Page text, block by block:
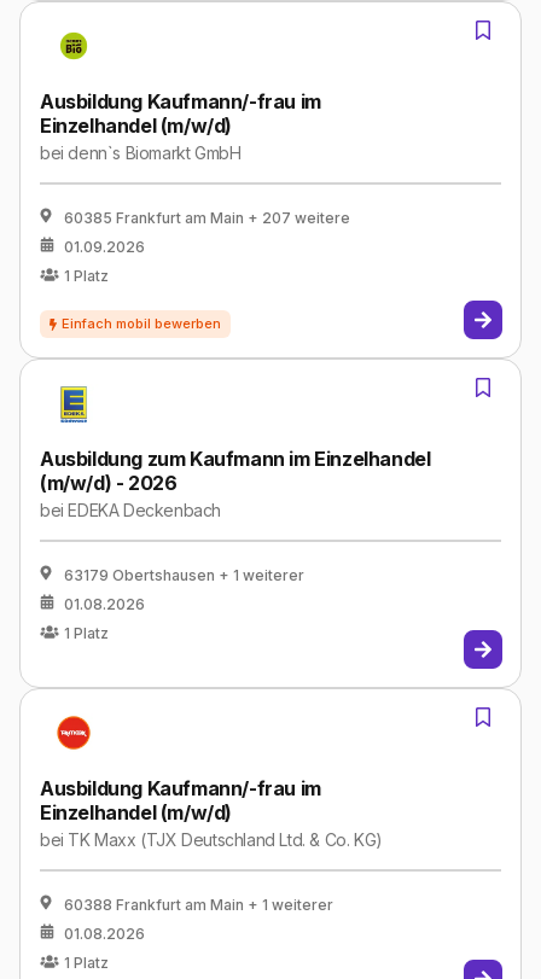
Ausbildung Kaufmann/-frau im
Einzelhandel (m/w/d)
beidenn`s Biomarkt GmbH
60385 Frankfurt am Main + 207 weitere
01.09.2026
1 Platz
Ausbildung zum Kaufmann im Einzelhandel
(m/w/d) - 2026
beiEDEKA Deckenbach
63179 Obertshausen + 1 weiterer
01.08.2026
1 Platz
Ausbildung Kaufmann/-frau im
Einzelhandel (m/w/d)
bei TK Maxx (TJX Deutschland Ltd. & Co. KG)
60388 Frankfurt am Main + 1 weiterer
01.08.2026
1 Platz